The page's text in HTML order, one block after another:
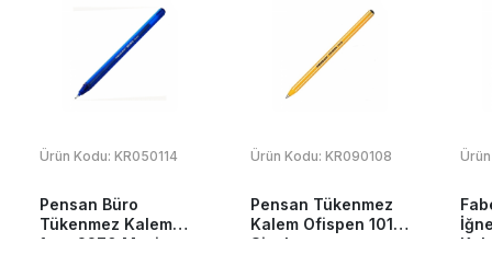
Ürün Kodu: KR050114
Pensan Büro
Tükenmez Kalem
1mm 2270 Mavi
Ürün Kodu: KR090108
Pensan Tükenmez
Kalem Ofispen 1010
Siyah